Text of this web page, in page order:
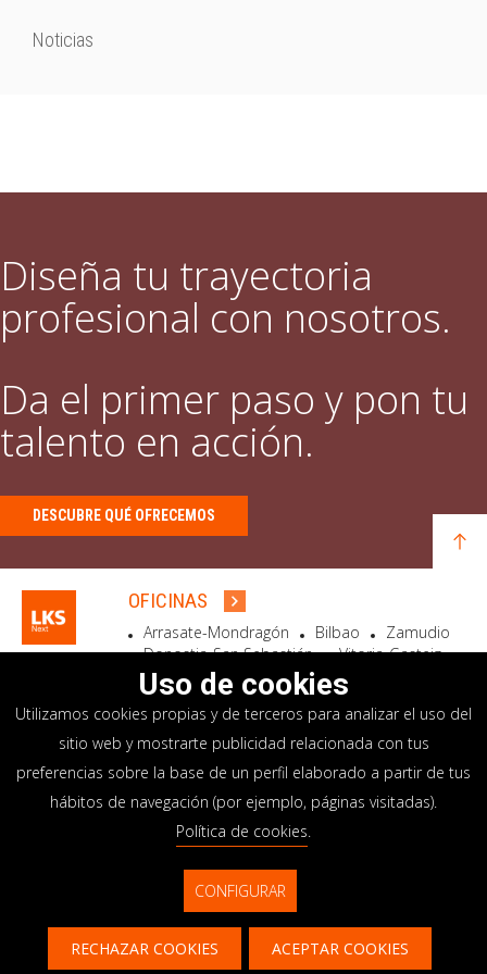
Noticias
Diseña tu trayectoria
profesional con nosotros.
Da el primer paso y pon tu
talento en acción.
DESCUBRE QUÉ OFRECEMOS
OFICINAS
Arrasate-Mondragón Bilbao
Zamudio
Donostia-San Sebastián
Vitoria-Gasteiz
Madrid
El Astillero Bidart
SEDE SOCIAL
Goiru, 7 Arrasate-Mondragón
CP 20500 GIPUZKOA – SPAIN
+34 900 84 14 14
info@lksnext.com
Aviso legal
Portal de privacidad
Política de cookies
Sistema interno información
Uso de cookies
Utilizamos cookies propias y de terceros para analizar el uso del
sitio web y mostrarte publicidad relacionada con tus
preferencias sobre la base de un perfil elaborado a partir de tus
hábitos de navegación (por ejemplo, páginas visitadas).
Política de cookies.
CONFIGURAR
RECHAZAR COOKIES ACEPTAR COOKIES